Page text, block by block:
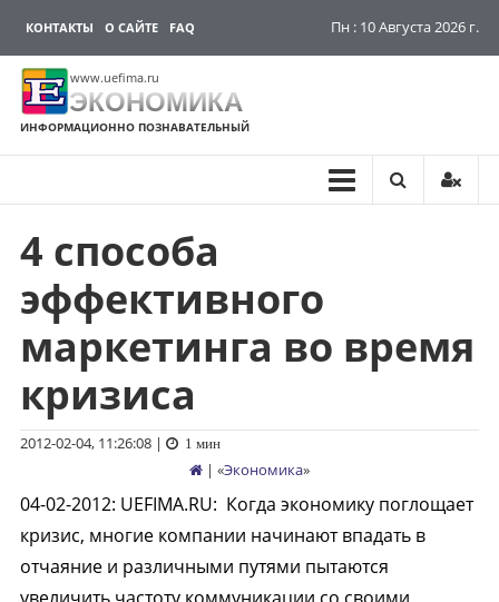
КОНТАКТЫ О САЙТЕ FAQ Пн : 10 Августа 2026 г.
www.uefima.ru
ЭКОНОМИКА
ИНФОРМАЦИОННО ПОЗНАВАТЕЛЬНЫЙ
Перейти
содержимому
4 способа
эффективного
маркетинга во время
кризиса
2012-02-04, 11:26:08| 1 мин
| «Экономика»
04-02-2012: UEFIMA.RU: Когда экономику поглощает
кризис, многие компании начинают впадать в
отчаяние и различными путями пытаются